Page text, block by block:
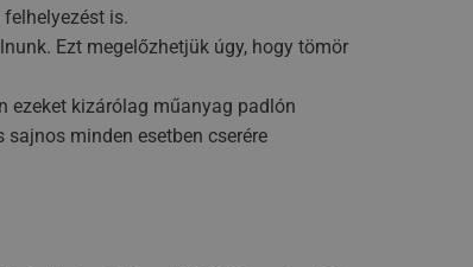
is.
Ezt megelőzhetjük úgy, hogy tömör
ezeket kizárólag műanyag padlón
minden esetben cserére